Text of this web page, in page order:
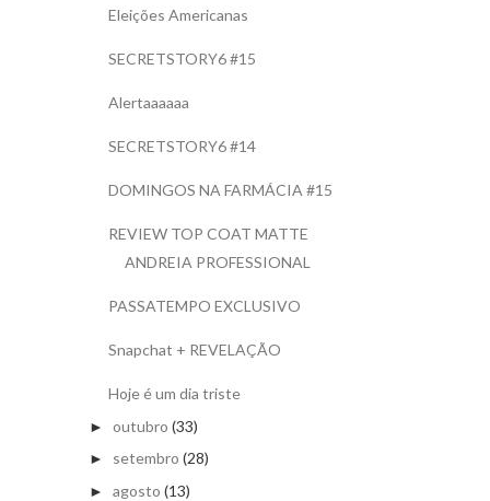
Eleições Americanas
SECRETSTORY6 #15
Alertaaaaaa
SECRETSTORY6 #14
DOMINGOS NA FARMÁCIA #15
REVIEW TOP COAT MATTE
ANDREIA PROFESSIONAL
PASSATEMPO EXCLUSIVO
Snapchat + REVELAÇÃO
Hoje é um dia triste
► outubro (33)
► setembro (28)
► agosto (13)